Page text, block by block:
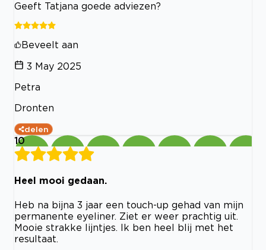
Geeft Tatjana goede adviezen?
Beveelt aan
3 May 2025
Petra
Dronten
delen
10
Heel mooi gedaan.
Heb na bijna 3 jaar een touch-up gehad van mijn
permanente eyeliner. Ziet er weer prachtig uit.
Mooie strakke lijntjes. Ik ben heel blij met het
resultaat.